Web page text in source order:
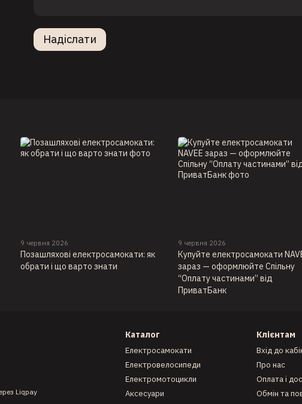
Надіслати
9 червня 2026
Позашляхові електросамокати: як
обрати і що варто знати
9 червня 2026
Купуйте електросамокати
зараз — оформлюйте Спільну
“Оплату частинами” від
ПриватБанк
Каталог
Електросамокати
Електровелосипеди
Електромотоцикли
Аксесуари
Клієнтам
Вхід до
Про нас
Оплата і
Обмін та